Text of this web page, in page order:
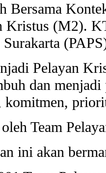
Bersama
Kristus (M2).
Pelayan
dan
Team
ini akan